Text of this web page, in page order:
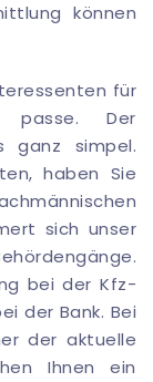
können
für
passe. Der
simpel.
haben Sie
sich unser
bei der Kfz-
der Bank. Bei
der aktuelle
Ihnen ein